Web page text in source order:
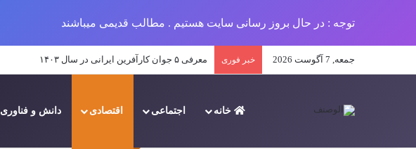
توجه : در حال بروز رسانی سایت هستیم . مطالب قدیمی میباشند
جمعه, 7 آگوست 2026 خبر فوری مروری بر اتفاقات مهم فرهنگی سال ۱۴۰۳
خانه اجتماعی اقتصادی دانش و فناوری